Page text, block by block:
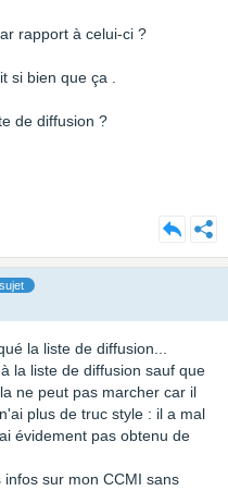
rapport à celui-ci ?
si bien que ça .
de diffusion ?
la liste de diffusion...
la liste de diffusion sauf que
ne peut pas marcher car il
plus de truc style : il a mal
évidement pas obtenu de
sur mon CCMI sans